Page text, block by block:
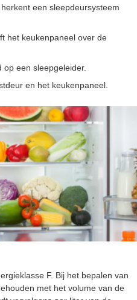
een sleepdeursysteem
het keukenpaneel over de
een sleepgeleider.
en het keukenpaneel.
F. Bij het bepalen van
met het volume van de